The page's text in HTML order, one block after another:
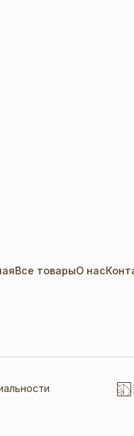
Все товарыО нас